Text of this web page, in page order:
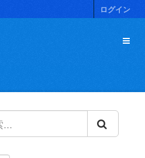
ログイン